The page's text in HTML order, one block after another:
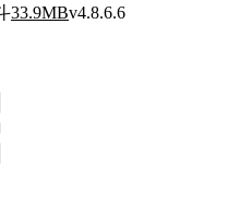
33.9MBv4.8.6.6